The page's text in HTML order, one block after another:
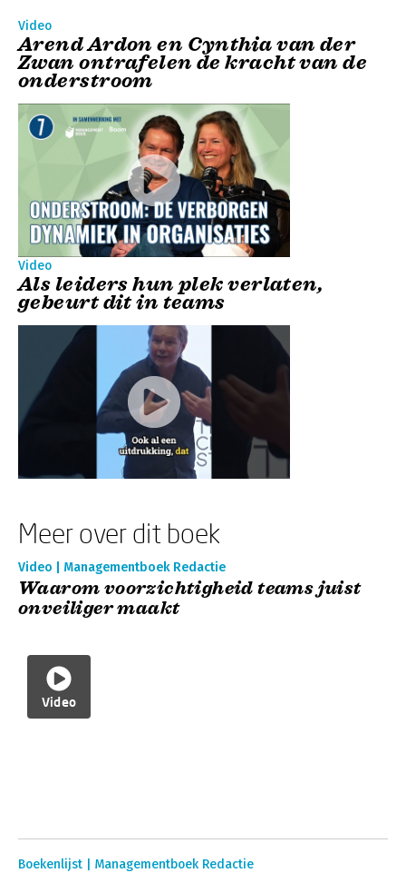
Video
Arend Ardon en Cynthia van der
Zwan ontrafelen de kracht van de
onderstroom
Video
Als leiders hun plek verlaten,
gebeurt dit in teams
Meer over dit boek
Video | Managementboek Redactie
Waarom voorzichtigheid teams juist
onveiliger maakt
Video
Boekenlijst | Managementboek Redactie